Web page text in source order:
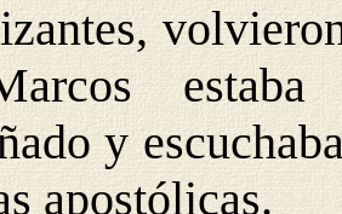
y
apostólicas.